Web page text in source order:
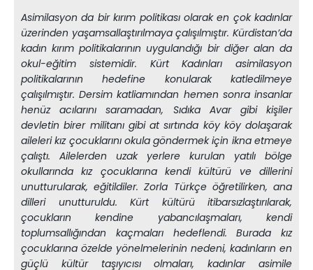
Asimilasyon da bir kırım politikası olarak en çok kadınlar
üzerinden yaşamsallaştırılmaya çalışılmıştır. Kürdistan’da
kadın kırım politikalarının uygulandığı bir diğer alan da
okul-eğitim sistemidir. Kürt Kadınları asimilasyon
politikalarının hedefine konularak katledilmeye
çalışılmıştır. Dersim katliamından hemen sonra insanlar
henüz acılarını saramadan, Sıdıka Avar gibi kişiler
devletin birer militanı gibi at sırtında köy köy dolaşarak
aileleri kız çocuklarını okula göndermek için ikna etmeye
çalıştı. Ailelerden uzak yerlere kurulan yatılı bölge
okullarında kız çocuklarına kendi kültürü ve dillerini
unutturularak, eğitildiler. Zorla Türkçe öğretilirken, ana
dilleri unutturuldu. Kürt kültürü itibarsızlaştırılarak,
çocukların kendine yabancılaşmaları, kendi
toplumsallığından kaçmaları hedeflendi. Burada kız
çocuklarına özelde yönelmelerinin nedeni, kadınların en
güçlü kültür taşıyıcısı olmaları, kadınlar asimile